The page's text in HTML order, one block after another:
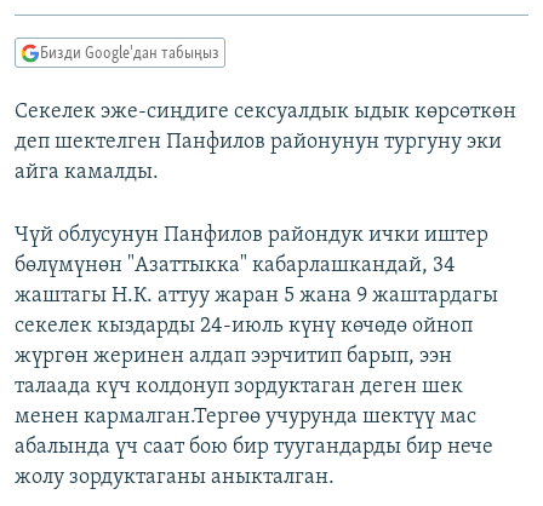
ЭКСПЕРТТЕР ТАЛДАЙТ
БИЗ ЖАНА ДҮЙНӨ
АЗАТТЫК+
ЫҢГАЙСЫЗ СУРООЛОР
ӨЗГӨЧӨ ПИКИР
Русский
ЭЕ/АРнун бардык сайттары
Бизди Google'дан табыңыз
Секелек эже-сиңдиге сексуалдык ыдык көрсөткөн
деп шектелген Панфилов районунун тургуну эки
айга камалды.
Чүй облусунун Панфилов райондук ички иштер
бөлүмүнөн "Азаттыкка" кабарлашкандай, 34
жаштагы Н.К. аттуу жаран 5 жана 9 жаштардагы
секелек кыздарды 24-июль күнү көчөдө ойноп
жүргөн жеринен алдап ээрчитип барып, ээн
талаада күч колдонуп зордуктаган деген шек
менен кармалган.Тергөө учурунда шектүү мас
абалында үч саат бою бир туугандарды бир нече
жолу зордуктаганы аныкталган.